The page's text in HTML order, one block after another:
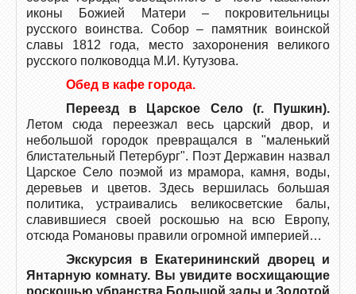
иконы Божией Матери – покровительницы
русского воинства. Собор – памятник воинской
славы 1812 года, место захоронения великого
русского полководца М.И. Кутузова.
Обед в кафе города.
Переезд в Царское Село (г. Пушкин).
Летом сюда переезжал весь царский двор, и
небольшой городок превращался в "маленький
блистательный Петербург". Поэт Державин назвал
Царское Село поэмой из мрамора, камня, воды,
деревьев и цветов. Здесь вершилась большая
политика, устраивались великосветские балы,
славившиеся своей роскошью на всю Европу,
отсюда Романовы правили огромной империей…
Экскурсия в Екатерининский дворец и
Янтарную комнату. Вы увидите восхищающие
роскошью убранства Большой залы и Золотой